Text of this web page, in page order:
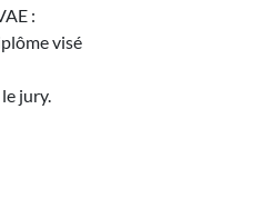
:
visé
jury.